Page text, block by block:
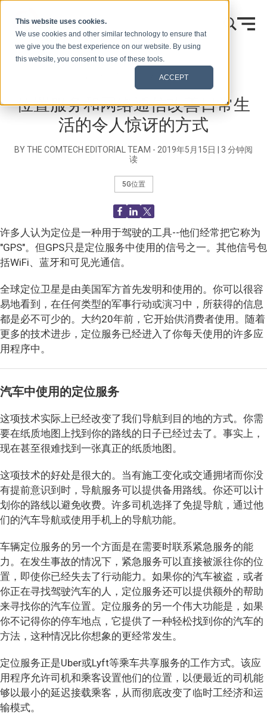
This website uses cookies.
We use cookies and other similar technology to ensure that
we give you the best experience on our website. By using
this website, you consent to use of these tools.
ACCEPT
Blog Post
位置服务和网络通信改善日常生
活的令人惊讶的方式
BY THE COMTECH EDITORIAL TEAM - 2019年5月15日 3 分钟阅
读
5G位置
许多人认为定位是一种用于驾驶的工具--他们经常把它称为
"GPS"。但GPS只是定位服务中使用的信号之一。其他信号包
括WiFi、蓝牙和可见光通信。
全球定位卫星是由美国军方首先发明和使用的。你可以很容
易地看到，在任何类型的军事行动或演习中，所获得的信息
都是必不可少的。大约20年前，它开始供消费者使用。随着
更多的技术进步，定位服务已经进入了你每天使用的许多应
用程序中。
汽车中使用的定位服务
这项技术实际上已经改变了我们导航到目的地的方式。你需
要在纸质地图上找到你的路线的日子已经过去了。事实上，
现在甚至很难找到一张真正的纸质地图。
这项技术的好处是很大的。当有施工变化或交通拥堵而你没
有提前意识到时，导航服务可以提供备用路线。你还可以计
划你的路线以避免收费。许多司机选择了免提导航，通过他
们的汽车导航或使用手机上的导航功能。
车辆定位服务的另一个方面是在需要时联系紧急服务的能
力。在发生事故的情况下，紧急服务可以直接被派往你的位
置，即使你已经失去了行动能力。如果你的汽车被盗，或者
你正在寻找驾驶汽车的人，定位服务还可以提供额外的帮助
来寻找你的汽车位置。定位服务的另一个伟大功能是，如果
你不记得你的停车地点，它提供了一种轻松找到你的汽车的
方法，这种情况比你想象的更经常发生。
定位服务正是Uber或Lyft等乘车共享服务的工作方式。该应
用程序允许司机和乘客设置他们的位置，以便最近的司机能
够以最小的延迟接载乘客，从而彻底改变了临时工经济和运
输模式。